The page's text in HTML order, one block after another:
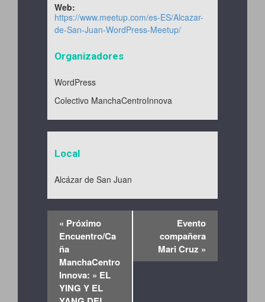
Web:
https://www.meetup.com/es-ES/Alcazar-
de-San-Juan-WordPress-Meetup/
Organizadores
WordPress
Colectivo ManchaCentroInnova
Local
Alcázar de San Juan
« Próximo
Encuentro/Ca
ña
ManchaCentro
Innova: » EL
YING Y EL
Evento
compañera
Mari Cruz »